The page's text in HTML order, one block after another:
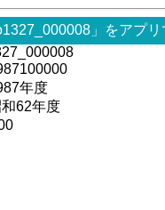
」をアプリ
年度
62年度